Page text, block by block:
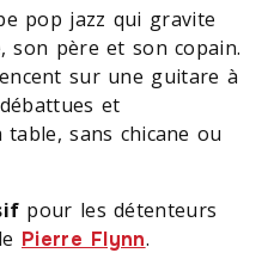
pop jazz qui gravite
son père et son copain.
sur une guitare à
et
sans chicane ou
pour les détenteurs
Pierre Flynn.